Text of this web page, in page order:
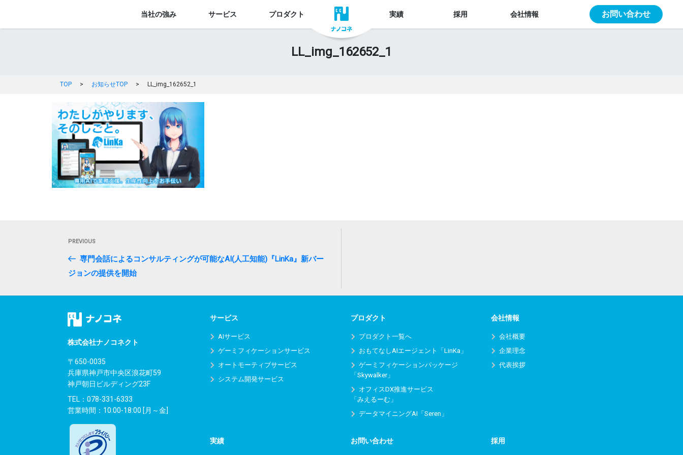
当社の強み サービス プロダクト 実績 採用 会社情報 お問い合わせ
LL_img_162652_1
TOP > お知らせTOP > LL_img_162652_1
シ
ン
Previous
Post
PREVIOUS
専門会話によるコンサルティングが可能なAI(人工知能)『LinKa』新バー
ジョンの提供を開始
株式会社ナノコネクト
〒650-0035
兵庫県神戸市中央区浪花町59
神戸朝日ビルディング23F
TEL： 078-331-6333
営業時間：10:00-18:00 [月～金]
サービス
AIサービス
ゲーミフィケーションサービス
オートモーティブサービス
システム開発サービス
プロダクト
プロダクト一覧へ
おもてなしAIエージェント「LinKa」
ゲーミフィケーションパッケージ
「Skywalker」
オフィスDX推進サービス
「みえるーむ」
データマイニングAI「Seren」
会社情報
会社概要
企業理念
代表挨拶
実績 お問い合わせ 採用